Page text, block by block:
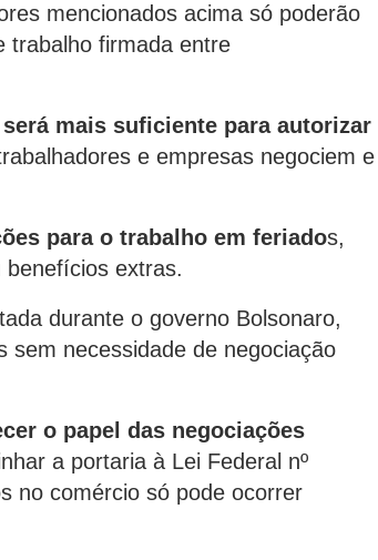
mencionados acima só poderão
trabalho firmada entre
mais suficiente para autorizar
e empresas negociem e
para o trabalho em feriados,
extras.
durante o governo Bolsonaro,
sem necessidade de negociação
o papel das negociações
a portaria à Lei Federal nº
no comércio só pode ocorrer